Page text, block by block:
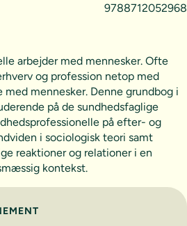
9788712052968
arbejder med mennesker. Ofte
og profession netop med
mennesker. Denne grundbog i
på de sundhedsfaglige
på efter- og
i sociologisk teori samt
reaktioner og relationer i en
kontekst.